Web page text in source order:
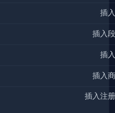
插
插入
插
插入
插入注